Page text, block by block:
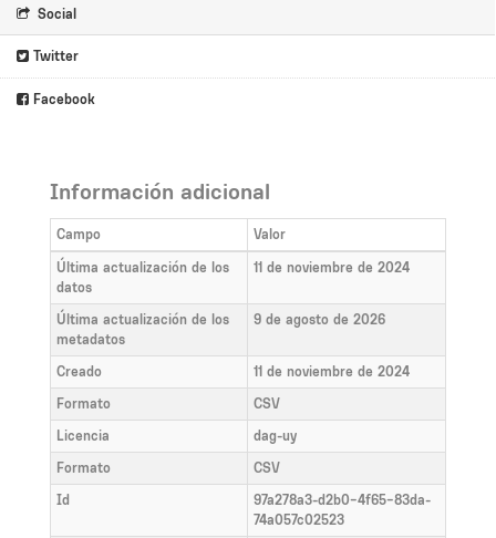
Social
Twitter
Facebook
Información adicional
Campo
Valor
Última actualización de los
datos
11 de noviembre de 2024
Última actualización de los
metadatos
9 de agosto de 2026
Creado
11 de noviembre de 2024
Formato
CSV
Licencia
dag-uy
Formato
CSV
Id
97a278a3-d2b0-4f65-83da-
74a057c02523